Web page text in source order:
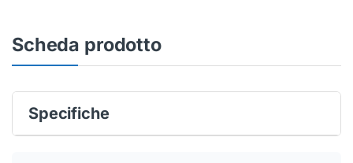
Scheda prodotto
Specifiche